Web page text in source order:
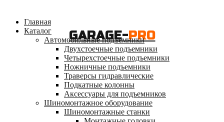
GARAGE-PRO
Главная
Каталог
Автомобильные подъемники
Двухстоечные подъемники
Четырехстоечные подъемники
Ножничные подъемники
Траверсы гидравлические
Подкатные колонны
Аксессуары для подъемников
Шиномонтажное оборудование
Шиномонтажные станки